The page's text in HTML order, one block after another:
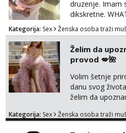
druzenje. Imam
dikskretne.
Kategorija: Sex Ženska osoba traži
Želim da
provod 💋🌺
Volim šetnje
danu svog
želim da
na link ispod i
Kategorija: Sex Ženska osoba traži